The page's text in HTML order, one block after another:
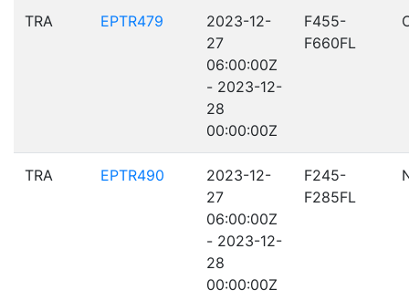
TRA EPTR479
2023-12-
27
06:00:00Z
- 2023-12-
28
00:00:00Z
F455-
F660FL
TRA EPTR490
2023-12-
27
06:00:00Z
- 2023-12-
28
00:00:00Z
F245-
F285FL